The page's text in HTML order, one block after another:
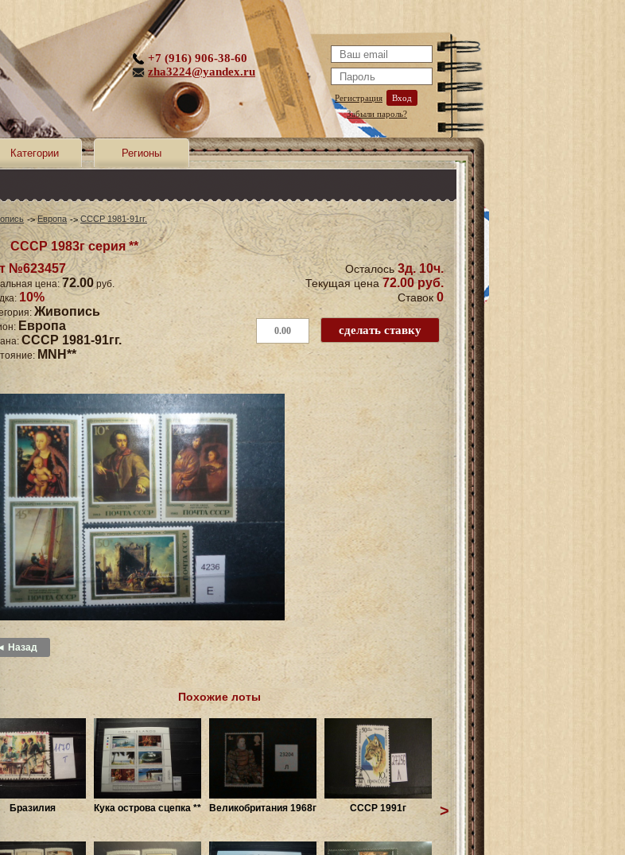
Регистрация
Вход
Забыли пароль?
+7 (916) 906-38-60
zha3224@yandex.ru
Категории Регионы
Европа СССР 1981-91гг.
СССР 1983г серия **
№623457
цена: 72.00руб.
10%
Живопись
Европа
СССР 1981-91гг.
MNH**
Осталось3д. 10ч.
Текущая цена 72.00 руб.
Ставок 0
Назад
Похожие лоты
Бразилия Кука острова сцепка ** Великобритания 1968г СССР 1991г >